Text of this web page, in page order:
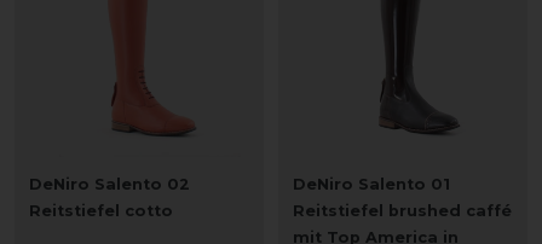
DeNiro Salento 02
Reitstiefel cotto
DeNiro Salento 01
Reitstiefel brushed caffé
mit Top America in